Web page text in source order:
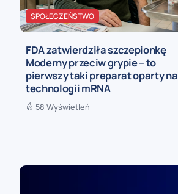
SPOŁECZEŃSTWO
FDA zatwierdziła szczepionkę
Moderny przeciw grypie – to
pierwszy taki preparat oparty na
technologii mRNA
58 Wyświetleń